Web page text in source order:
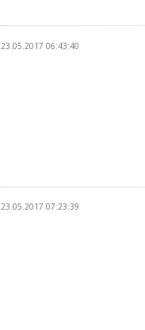
23.05.2017 06:43:40
23.05.2017 07:23:39